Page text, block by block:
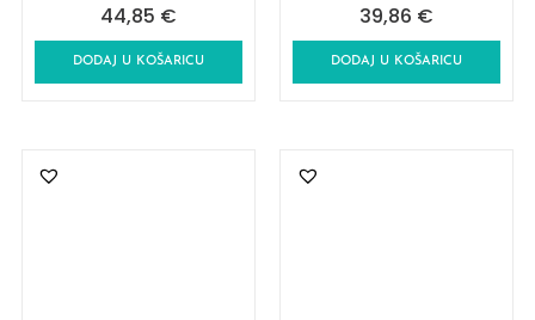
44,85 €
DODAJ U KOŠARICU
39,86 €
DODAJ U KOŠARICU